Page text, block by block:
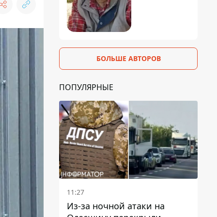
БОЛЬШЕ АВТОРОВ
ПОПУЛЯРНЫЕ
11:27
Из-за ночной атаки на